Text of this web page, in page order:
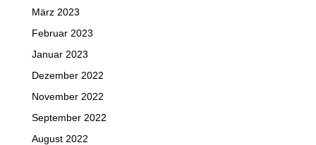
März 2023
Februar 2023
Januar 2023
Dezember 2022
November 2022
September 2022
August 2022